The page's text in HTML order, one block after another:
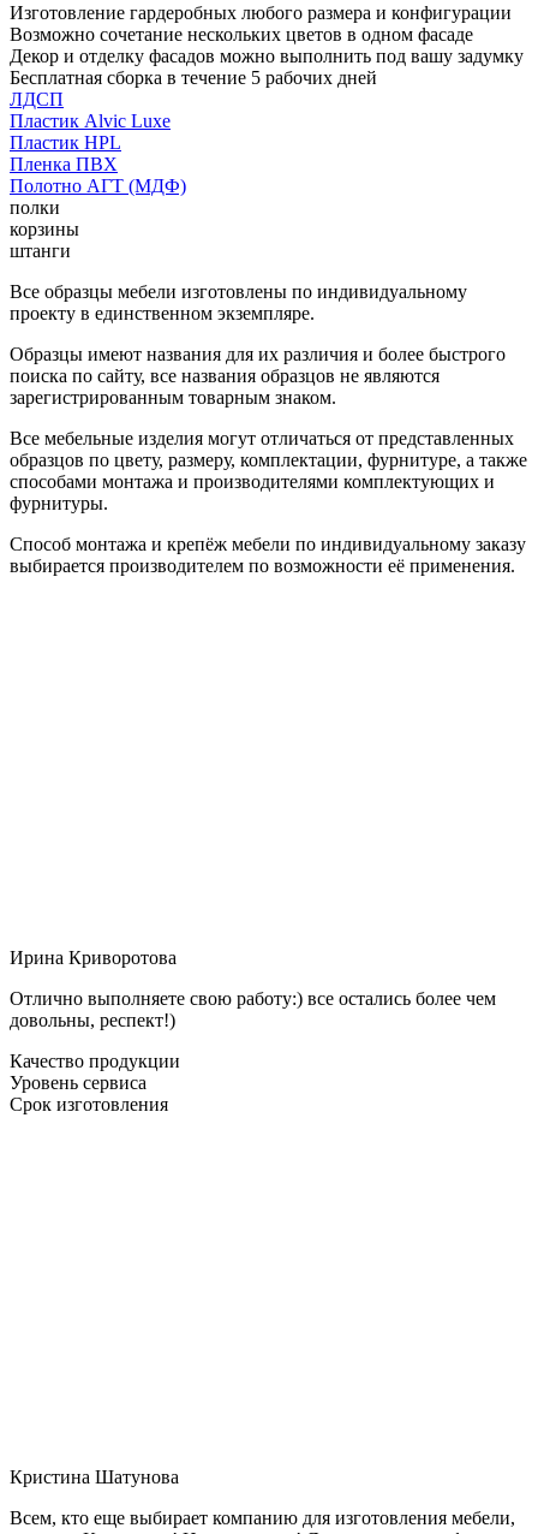
Изготовление гардеробных любого размера и конфигурации
Возможно сочетание нескольких цветов в одном фасаде
Декор и отделку фасадов можно выполнить под вашу задумку
Бесплатная сборка в течение 5 рабочих дней
ЛДСП
Пластик Alvic Luxe
Пластик HPL
Пленка ПВХ
Полотно АГТ (МДФ)
полки
корзины
штанги
Все образцы мебели изготовлены по индивидуальному
проекту в единственном экземпляре.
Образцы имеют названия для их различия и более быстрого
поиска по сайту, все названия образцов не являются
зарегистрированным товарным знаком.
Все мебельные изделия могут отличаться от представленных
образцов по цвету, размеру, комплектации, фурнитуре, а также
способами монтажа и производителями комплектующих и
фурнитуры.
Способ монтажа и крепёж мебели по индивидуальному заказу
выбирается производителем по возможности её применения.
Ирина Криворотова
Отлично выполняете свою работу:) все остались более чем
довольны, респект!)
Качество продукции
Уровень сервиса
Срок изготовления
Кристина Шатунова
Всем, кто еще выбирает компанию для изготовления мебели,